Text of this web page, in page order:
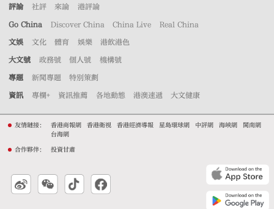
評論 社評 來論 港評論
Go China Discover China China Live Real China
文娛 文化 體育 娛樂 港飲港色
大文號 政務號 個人號 機構號
專題 新聞專題 特別策劃
資訊 專欄+ 資訊推薦 各地動態 港澳速遞 大文健康
友情鏈接： 香港商報網 香港衛視 香港經濟導報 星島環球網 中評網 海峽網
閩南網
台海網
合作夥伴： 投資甘肅